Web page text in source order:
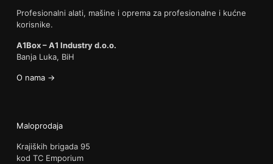
Profesionalni alati, mašine i oprema za profesionalne i kućne
korisnike.
A1Box – A1 Industry d.o.o.
Banja Luka, BiH
O nama →
Maloprodaja
Krajiških brigada 95
kod TC Emporium